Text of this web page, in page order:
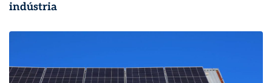
indústria